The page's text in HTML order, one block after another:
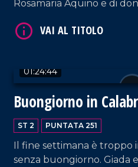
Rosamaria Aquino e di
Humans"). Intervengono,
01:24:44
Buongiorno in
ST 2 PUNTATA 251
Il fine settimana è troppo
senza buongiorno. Giada
VAI AL TITOLO